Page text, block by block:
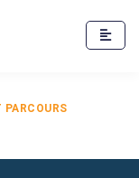
PARCOURS